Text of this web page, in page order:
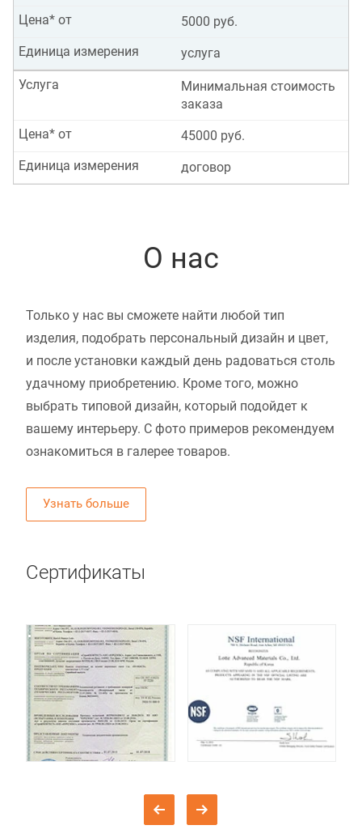
5000 руб.
Цена* от
услуга
Единица измерения
Минимальная стоимость
заказа
Услуга
45000 руб.
Цена* от
договор
Единица измерения
О нас
Только у нас вы сможете найти любой тип
изделия, подобрать персональный дизайн и цвет,
и после установки каждый день радоваться столь
удачному приобретению. Кроме того, можно
выбрать типовой дизайн, который подойдет к
вашему интерьеру. С фото примеров рекомендуем
ознакомиться в галерее товаров.
Узнать больше
Сертификаты